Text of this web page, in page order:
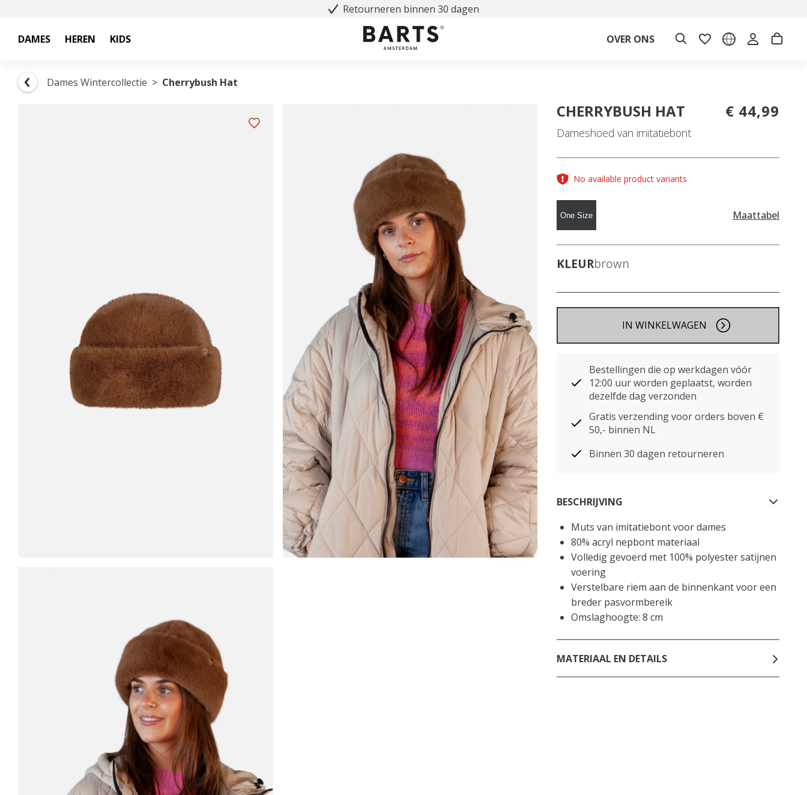
Retourneren binnen 30 dagen
DAMES HEREN KIDS OVER ONS
Dames Wintercollectie Cherrybush Hat
CHERRYBUSH HAT
Dameshoed van imitatiebont
€ 44,99
No available product variants
One Size Maattabel
KLEURbrown
IN WINKELWAGEN
Bestellingen die op werkdagen vóór
12:00 uur worden geplaatst, worden
dezelfde dag verzonden
Gratis verzending voor orders boven €
50,- binnen NL
Binnen 30 dagen retourneren
BESCHRIJVING
Muts van imitatiebont voor dames
80% acryl nepbont materiaal
Volledig gevoerd met 100% polyester satijnen
voering
Verstelbare riem aan de binnenkant voor een
breder pasvormbereik
Omslaghoogte: 8 cm
MATERIAAL EN DETAILS